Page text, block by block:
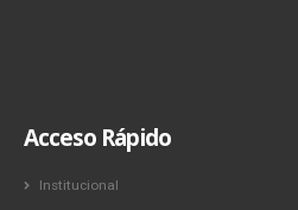
Acceso Rápido
Institucional